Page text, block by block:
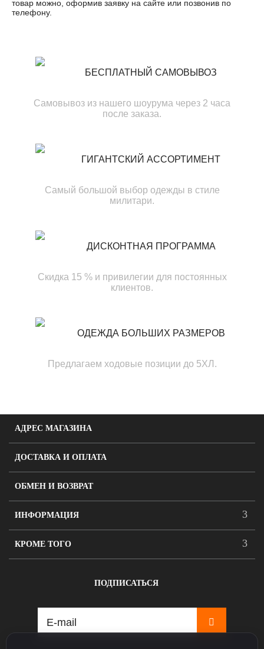
товар можно, оформив заявку на сайте или позвонив по
телефону.
БЕСПЛАТНЫЙ САМОВЫВОЗ
Самовывоз из нашего шоурума через 2 часа
после заказа.
ГИГАНТСКИЙ АССОРТИМЕНТ
Самый большой выбор одежды в стиле
милитари.
ДИСКОНТНАЯ ПРОГРАММА
Скидка 15 % и привилегии для постоянных
клиентов.
ОДЕЖДА БОЛЬШИХ РАЗМЕРОВ
Предлагаем ходовые позиции до 5ХЛ.
АДРЕС МАГАЗИНА
ДОСТАВКА И ОПЛАТА
ОБМЕН И ВОЗВРАТ
ИНФОРМАЦИЯ
КРОМЕ ТОГО
ПОДПИСАТЬСЯ